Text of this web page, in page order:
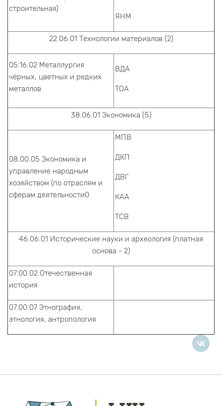
строительная)
ЯНМ
22.06.01 Технологии материалов (2)
05.16.02 Металлургия
чёрных, цветных и редких
металлов
ВДА
ТОА
38.06.01 Экономика (5)
08.00.05 Экономика и
управление народным
хозяйством (по отраслям и
сферам деятельности0
МПВ
ДКП
ДВГ
КАА
ТСВ
46.06.01 Исторические науки и археология (платная
основа - 2)
07.00.02 Отечественная
история
07.00.07 Этнография,
этнология, антропология